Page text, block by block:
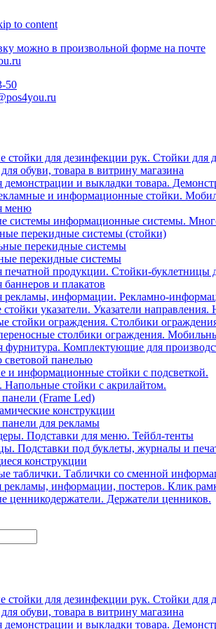
to content
можно в произвольной форме на почте
50
для дезинфекции рук. Стойки для
обуви, товара в витрину магазина
демонстрации и выкладки товара.
и информационные стойки.
меню
системы информационные системы.
перекидные системы (стойки)
перекидные системы
перекидные системы
печатной продукции. Стойки-буклетницы
баннеров и плакатов
рекламы, информации. Рекламно-
указатели. Указатели направления.
стойки ограждения. Столбики
столбики ограждения.
фурнитура. Комплектующие для
световой панелью
и информационные стойки с подсветкой.
Напольные стойки с акрилайтом.
(Frame Led)
конструкции
для рекламы
Подставки для меню. Тейбл-тенты
Подставки под буклеты, журналы и
конструкции
таблички. Таблички со сменной
рекламы, информации, постеров. Клик
ценникодержатели. Держатели ценников.
для дезинфекции рук. Стойки для
обуви, товара в витрину магазина
демонстрации и выкладки товара.